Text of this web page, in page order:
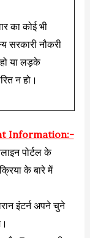
का कोई भी
सरकारी नौकरी
या लड़के
न हो।
Information:-
पोर्टल के
के बारे में
इंटर्न अपने चुने